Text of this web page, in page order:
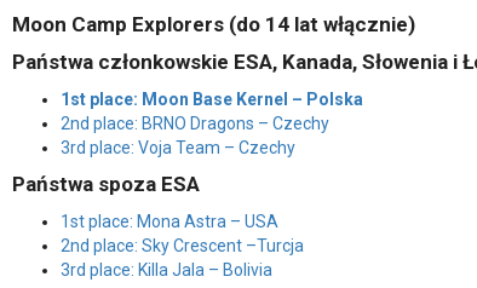
Moon Camp Explorers (do 14 lat włącznie)
Państwa członkowskie ESA, Kanada, Słowenia i
1st place: Moon Base Kernel – Polska
2nd place: BRNO Dragons – Czechy
3rd place: Voja Team – Czechy
Państwa spoza ESA
1st place: Mona Astra – USA
2nd place: Sky Crescent –Turcja
3rd place: Killa Jala – Bolivia